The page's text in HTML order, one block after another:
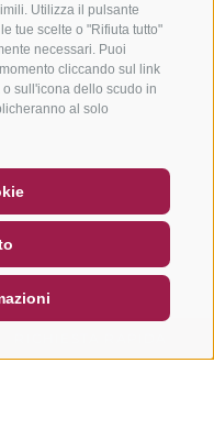
Utilizza il pulsante
tue scelte o "Rifiuta tutto"
necessari. Puoi
cliccando sul link
sull'icona dello scudo in
al solo
METEO